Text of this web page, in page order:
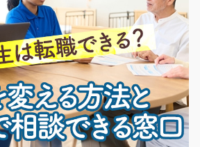
）
気になる
の運搬、入出庫作業/y08_01913